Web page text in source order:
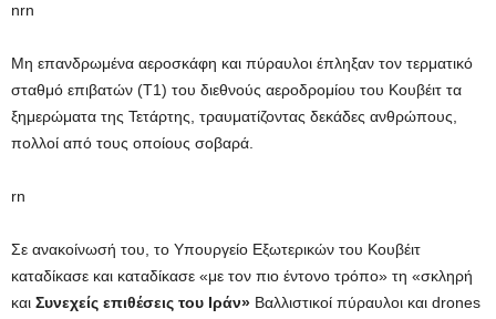
nrn
Μη επανδρωμένα αεροσκάφη και πύραυλοι έπληξαν τον τερματικό
σταθμό επιβατών (T1) του διεθνούς αεροδρομίου του Κουβέιτ τα
ξημερώματα της Τετάρτης, τραυματίζοντας δεκάδες ανθρώπους,
πολλοί από τους οποίους σοβαρά.
rn
Σε ανακοίνωσή του, το Υπουργείο Εξωτερικών του Κουβέιτ
καταδίκασε και καταδίκασε «με τον πιο έντονο τρόπο» τη «σκληρή
και Συνεχείς επιθέσεις του Ιράν» Βαλλιστικοί πύραυλοι και drones